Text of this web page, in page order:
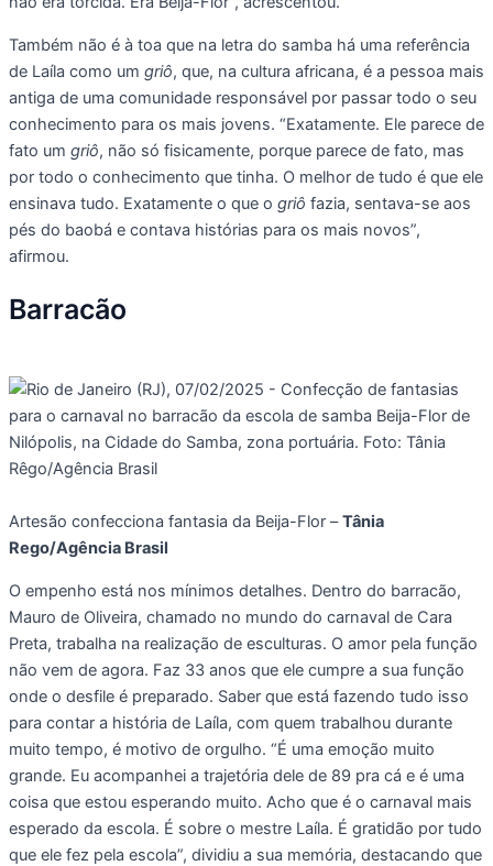
Também não é à toa que na letra do samba há uma referência
de Laíla como um griô, que, na cultura africana, é a pessoa mais
antiga de uma comunidade responsável por passar todo o seu
conhecimento para os mais jovens. “Exatamente. Ele parece de
fato um griô, não só fisicamente, porque parece de fato, mas
por todo o conhecimento que tinha. O melhor de tudo é que ele
ensinava tudo. Exatamente o que o griô fazia, sentava-se aos
pés do baobá e contava histórias para os mais novos”,
afirmou.
Barracão
Artesão confecciona fantasia da Beija-Flor –Tânia
Rego/Agência Brasil
O empenho está nos mínimos detalhes. Dentro do barracão,
Mauro de Oliveira, chamado no mundo do carnaval de Cara
Preta, trabalha na realização de esculturas. O amor pela função
não vem de agora. Faz 33 anos que ele cumpre a sua função
onde o desfile é preparado. Saber que está fazendo tudo isso
para contar a história de Laíla, com quem trabalhou durante
muito tempo, é motivo de orgulho. “É uma emoção muito
grande. Eu acompanhei a trajetória dele de 89 pra cá e é uma
coisa que estou esperando muito. Acho que é o carnaval mais
esperado da escola. É sobre o mestre Laíla. É gratidão por tudo
que ele fez pela escola”, dividiu a sua memória, destacando que